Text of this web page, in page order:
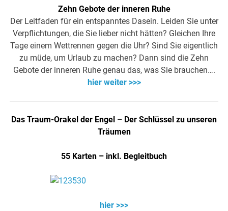
Zehn Gebote der inneren Ruhe
Der Leitfaden für ein entspanntes Dasein. Leiden Sie unter
Verpflichtungen, die Sie lieber nicht hätten? Gleichen Ihre
Tage einem Wettrennen gegen die Uhr? Sind Sie eigentlich
zu müde, um Urlaub zu machen? Dann sind die Zehn
Gebote der inneren Ruhe genau das, was Sie brauchen….
hier weiter >>>
Das Traum-Orakel der Engel – Der Schlüssel zu unseren
Träumen
55 Karten – inkl. Begleitbuch
hier >>>